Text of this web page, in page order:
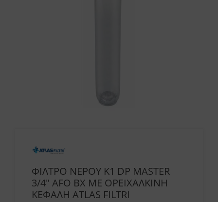
ΦΙΛΤΡΟ ΝΕΡΟΥ K1 DP MASTER
3/4″ AFO BX ΜΕ ΟΡΕΙΧΑΛΚΙΝΗ
ΚΕΦΑΛΗ ATLAS FILTRI